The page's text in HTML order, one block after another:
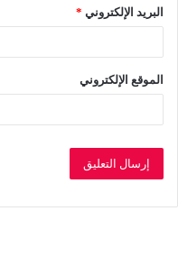
البريد الإلكتروني *
الموقع الإلكتروني